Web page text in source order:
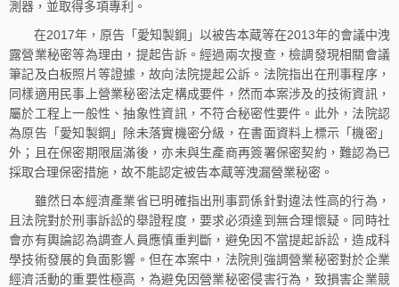
測器，並取得多項專利。
在2017年，原告「愛知製鋼」以被告本蔵等在2013年的會議中洩
露營業秘密等為理由，提起告訴。經過兩次搜查，檢調發現相關會議
筆記及白板照片等證據，故向法院提起公訴。法院指出在刑事程序，
同樣適用民事上營業秘密法定構成要件，然而本案涉及的技術資訊，
屬於工程上一般性、抽象性資訊，不符合秘密性要件。此外，法院認
為原告「愛知製鋼」除未落實機密分級，在書面資料上標示「機密」
外；且在保密期限屆滿後，亦未與生產商再簽署保密契約，難認為已
採取合理保密措施，故不能認定被告本蔵等洩漏營業秘密。
雖然日本經濟產業省已明確指出刑事罰係針對違法性高的行為，
且法院對於刑事訴訟的舉證程度，要求必須達到無合理懷疑。同時社
會亦有輿論認為調查人員應慎重判斷，避免因不當提起訴訟，造成科
學技術發展的負面影響。但在本案中，法院則強調營業秘密對於企業
經濟活動的重要性極高，為避免因營業秘密侵害行為，致損害企業競